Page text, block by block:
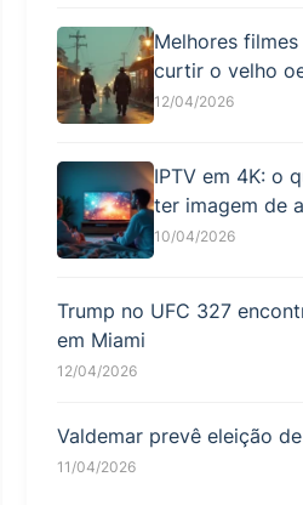
Melhores
curtir o velho
12/04/2026
IPTV em 4K: o
ter imagem de
10/04/2026
Trump no UFC 327
em Miami
12/04/2026
Valdemar prevê eleição
11/04/2026